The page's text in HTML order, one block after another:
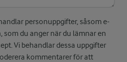
personuppgifter, såsom e-
som du anger när du lämnar en
Vi behandlar dessa uppgifter
kommentarer för att